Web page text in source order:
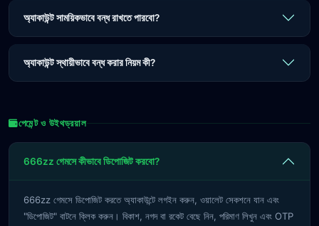
অ্যাকাউন্ট সাময়িকভাবে বন্ধ রাখতে পারবো?
অ্যাকাউন্ট স্থায়ীভাবে বন্ধ করার নিয়ম কী?
পেমেন্ট ও উইথড্রয়াল
666zz গেমসে কীভাবে ডিপোজিট করবো?
666zz গেমসে ডিপোজিট করতে অ্যাকাউন্টে লগইন করুন, ওয়ালেট সেকশনে যান এবং
"ডিপোজিট" বাটনে ক্লিক করুন। বিকাশ, নগদ বা রকেট বেছে নিন, পরিমাণ লিখুন এবং OTP